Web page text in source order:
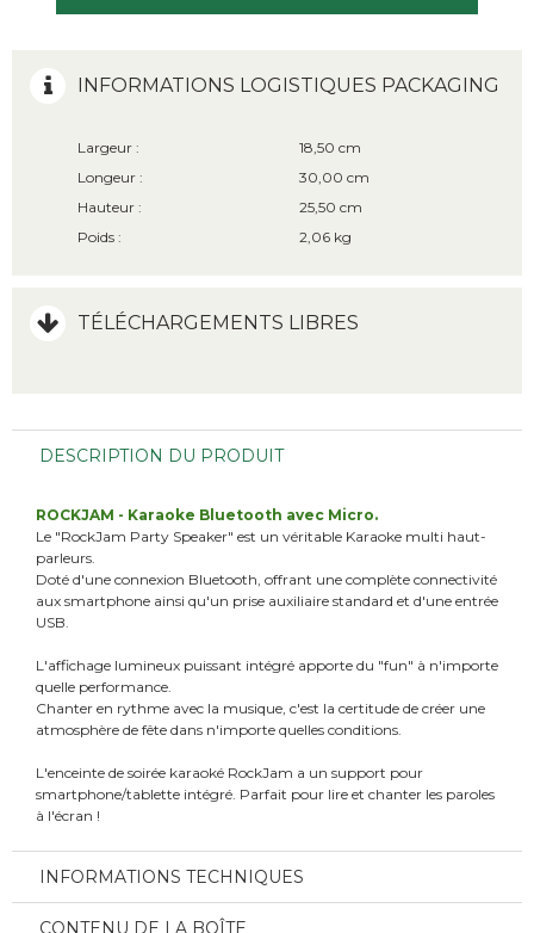
INFORMATIONS LOGISTIQUES PACKAGING
Largeur :
18,50 cm
Longeur :
30,00 cm
Hauteur :
25,50 cm
Poids :
2,06 kg
TÉLÉCHARGEMENTS LIBRES
DESCRIPTION DU PRODUIT
ROCKJAM - Karaoke Bluetooth avec Micro.
Le "RockJam Party Speaker" est un véritable Karaoke multi haut-
parleurs.
Doté d'une connexion Bluetooth, offrant une complète connectivité
aux smartphone ainsi qu'un prise auxiliaire standard et d'une entrée
USB.
L'affichage lumineux puissant intégré apporte du "fun" à n'importe
quelle performance.
Chanter en rythme avec la musique, c'est la certitude de créer une
atmosphère de fête dans n'importe quelles conditions.
L'enceinte de soirée karaoké RockJam a un support pour
smartphone/tablette intégré. Parfait pour lire et chanter les paroles
à l'écran !
INFORMATIONS TECHNIQUES
CONTENU DE LA BOÎTE